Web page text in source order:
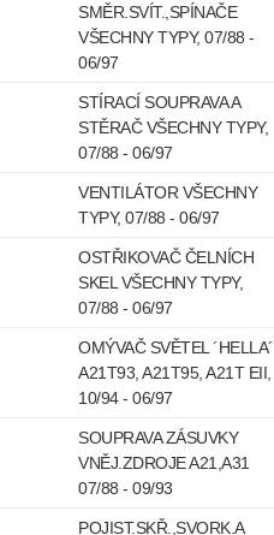
SMĚR.SVÍT.,SPÍNAČE
VŠECHNY TYPY, 07/88 -
06/97
STÍRACÍ SOUPRAVA A
STĚRAČ VŠECHNY TYPY,
07/88 - 06/97
VENTILÁTOR VŠECHNY
TYPY, 07/88 - 06/97
OSTŘIKOVAČ ČELNÍCH
SKEL VŠECHNY TYPY,
07/88 - 06/97
OMÝVAČ SVĚTEL ´HELLA´
A21T93, A21T95, A21T EII,
10/94 - 06/97
SOUPRAVA ZÁSUVKY
VNĚJ.ZDROJE A21,A31
07/88 - 09/93
POJIST.SKŘ.,SVORK.A